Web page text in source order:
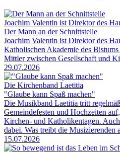
Joachim Valentin ist Direktor des
Der Mann an der Schnittstelle
Joachim Valentin ist Direktor des
Katholischen Akademie des
Mittler zwischen Gesellschaft und
29.07.2026
Die Kirchenband Laetitia
"Glaube kann Spaß machen"
Die Musikband Laetitia tritt
Gemeindefesten und Hochzeiten
Kirchen- und Katholikentagen.
dabei. Was treibt die Musizierenden
15.07.2026